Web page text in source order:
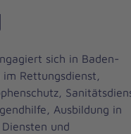
sich in Baden-
Rettungsdienst,
Ausbildung in
und